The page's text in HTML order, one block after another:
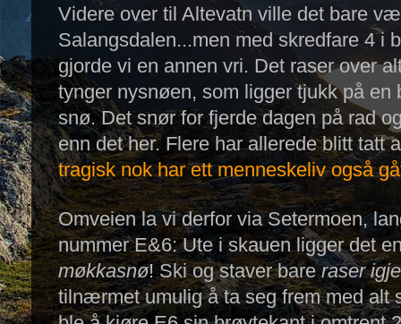
Videre over til Altevatn ville det bare
Salangsdalen...men med skredfare 4 i
gjorde vi en annen vri. Det raser over
tynger nysnøen, som ligger tjukk på en
snø. Det snør for fjerde dagen på rad
tragisk nok har ett menneskeliv også
Omveien la vi derfor via Setermoen,
møkkasnø! Ski og staver bare raser
tilnærmet umulig å ta seg frem med alt